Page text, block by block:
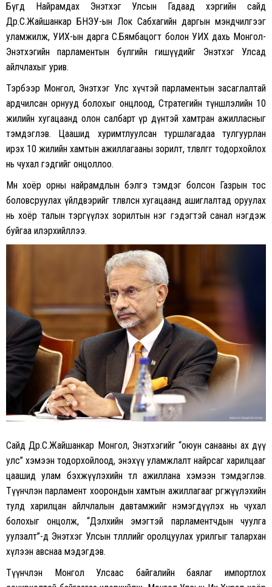
Бүгд Найрамдах Энэтхэг Улсын Гадаад хэргийн сайд
Др.С.Жайшанкар БНЭУ-ын Лок Сабхагийн даргын мэндчилгээг
уламжилж, УИХ-ын дарга С.Бямбацогт болон УИХ дахь Монгол-
Энэтхэгийн парламентын бүлгийн гишүүдийг Энэтхэг Улсад
айлчлахыг урив.
Тэрбээр Монгол, Энэтхэг Улс хүчтэй парламентын засаглалтай
ардчилсан орнууд болохыг онцлоод, Стратегийн түншлэлийн 10
жилийн хугацаанд олон салбарт үр дүнтэй хамтран ажилласныг
тэмдэглэв. Цаашид хуримтлуулсан туршлагадаа тулгуурлан
ирэх 10 жилийн хамтын ажиллагааны зорилт, төлөвлөгөөг тодорхойлох
нь чухал гэдгийг онцоллоо.
Мөн хоёр орны найрамдлын бэлгэ тэмдэг болсон Газрын тос
боловсруулах үйлдвэрийг төлөвлөсөн хугацаанд ашиглалтад оруулах
нь хоёр талын тэргүүлэх зорилтын нэг гэдэгтэй санал нэгдэж
буйгаа илэрхийллээ.
Сайд Др.С.Жайшанкар Монгол, Энэтхэгийг “оюун санааны ах дүү
улс” хэмээн тодорхойлоод, энэхүү уламжлалт найрсаг харилцааг
цаашид улам бэхжүүлэхийн төлөө ажиллана хэмээн тэмдэглэв.
Түүнчлэн парламент хоорондын хамтын ажиллагааг өргөжүүлэхийн
тулд харилцан айлчлалын давтамжийг нэмэгдүүлэх нь чухал
болохыг онцолж, “Дэлхийн эмэгтэй парламентчдын чуулга
уулзалт”-д Энэтхэг Улсын төлөөллийг оролцуулах урилгыг талархан
хүлээн авснаа мэдэгдэв.
Түүнчлэн Монгол Улсаас байгалийн баялаг импортлох